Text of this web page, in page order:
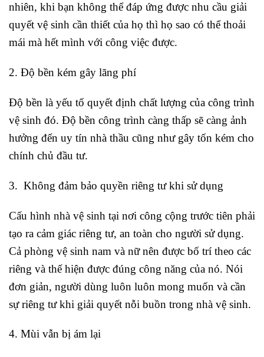
nhiên, khi bạn không thể đáp ứng được nhu cầu giải
quyết vệ sinh cần thiết của họ thì họ sao có thể thoải
mái mà hết mình với công việc được.
2. Độ bền kém gây lãng phí
Độ bền là yếu tố quyết định chất lượng của công trình
vệ sinh đó. Độ bền công trình càng thấp sẽ càng ảnh
hưởng đến uy tín nhà thầu cũng như gây tốn kém cho
chính chủ đầu tư.
3. Không đảm bảo quyền riêng tư khi sử dụng
Cấu hình nhà vệ sinh tại nơi công cộng trước tiên phải
tạo ra cảm giác riêng tư, an toàn cho người sử dụng.
Cả phòng vệ sinh nam và nữ nên được bố trí theo các
riêng và thế hiện được đúng công năng của nó. Nói
đơn giản, người dùng luôn luôn mong muốn và cần
sự riêng tư khi giải quyết nỗi buồn trong nhà vệ sinh.
4. Mùi vẫn bị ám lại